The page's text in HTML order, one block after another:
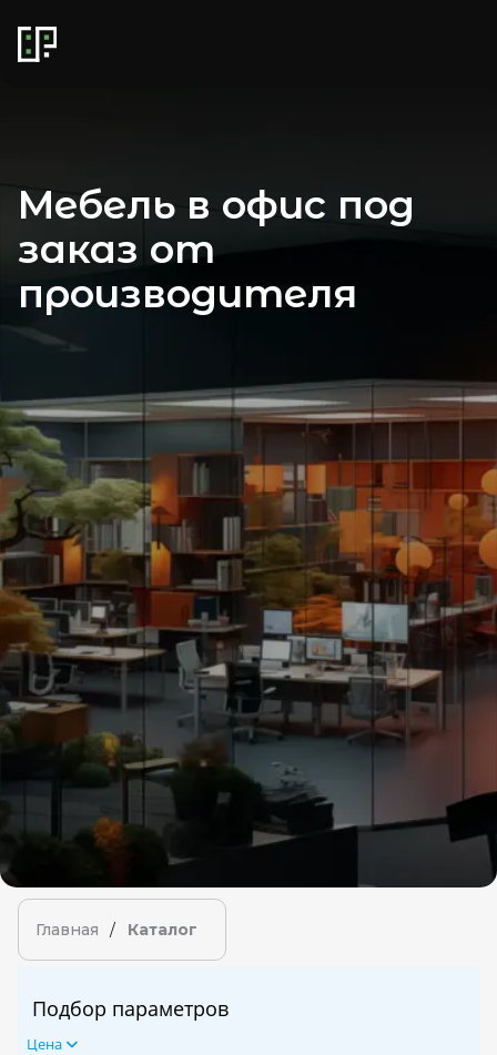
Мебель в офис под
заказ от
производителя
Главная / Каталог
Подбор параметров
Цена